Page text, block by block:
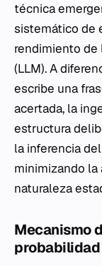
técnica
sistemático de
rendimiento de
(LLM). A
escribe una
acertada, la
estructura
la inferencia
minimizando la
naturaleza
Mecanismo
probabilidad